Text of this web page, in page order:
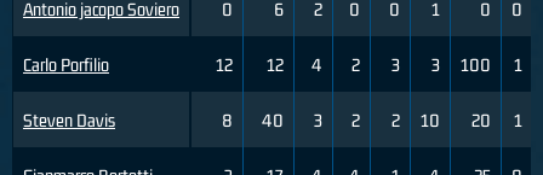
Antonio jacopo Soviero
Carlo Porfilio
Steven Davis
0 6 2 0 0 1 0 0
12 12 4 2 3 3 100 1
8 40 3 2 2 10 20 1